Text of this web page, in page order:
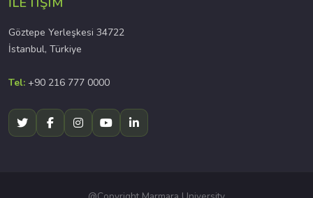
Göztepe Yerleşkesi 34722
İstanbul, Türkiye
Tel: +90 216 777 0000